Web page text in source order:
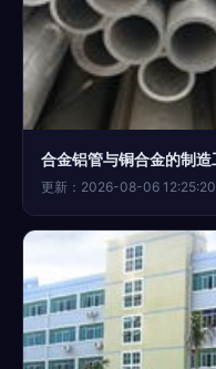
更新：2026-08-06 12:25:20